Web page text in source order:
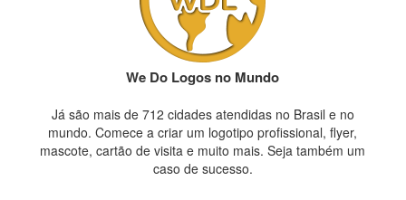
We Do Logos no Mundo
Já são mais de 712 cidades atendidas no Brasil e no
mundo. Comece a criar um logotipo profissional, flyer,
mascote, cartão de visita e muito mais. Seja também um
caso de sucesso.